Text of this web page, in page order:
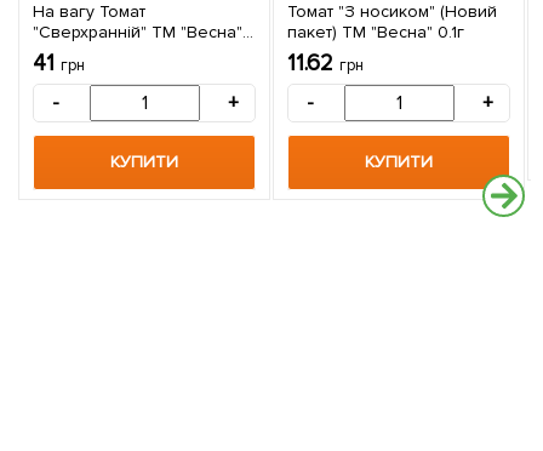
На вагу Томат
"Сверхранній" ТМ "Весна"
ціна за 2г
41 грн
- +
КУПИТИ
Томат "З носиком" (Новий
пакет) ТМ "Весна" 0.1г
11.62 грн
- +
КУПИТИ